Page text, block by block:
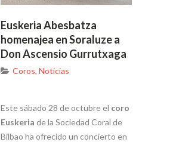
Euskeria Abesbatza
homenajea en Soraluze a
Don Ascensio Gurrutxaga
Coros, Noticias
Este sábado 28 de octubre el coro
Euskeria de la Sociedad Coral de
Bilbao ha ofrecido un concierto en